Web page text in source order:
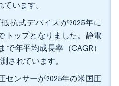
います。
抗式デバイスが2025年に
トップとなりました。静電
で年平均成長率（CAGR）
されています。
センサーが2025年の米国圧